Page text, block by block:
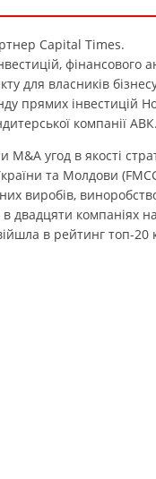
Capital Times.
фінансового
для власників
прямих інвестицій
компанії АВК.
M&A угод в якості
та Молдови
виробів,
двадцяти компаніях
в рейтинг топ-